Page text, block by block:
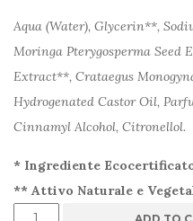
Aqua (Water), Glycerin**,
Moringa Pterygosperma Seed
Extract**, Crataegus
Hydrogenated Castor Oil,
Cinnamyl Alcohol, Citronellol.
* Ingrediente
** Attivo Naturale e
Lozione